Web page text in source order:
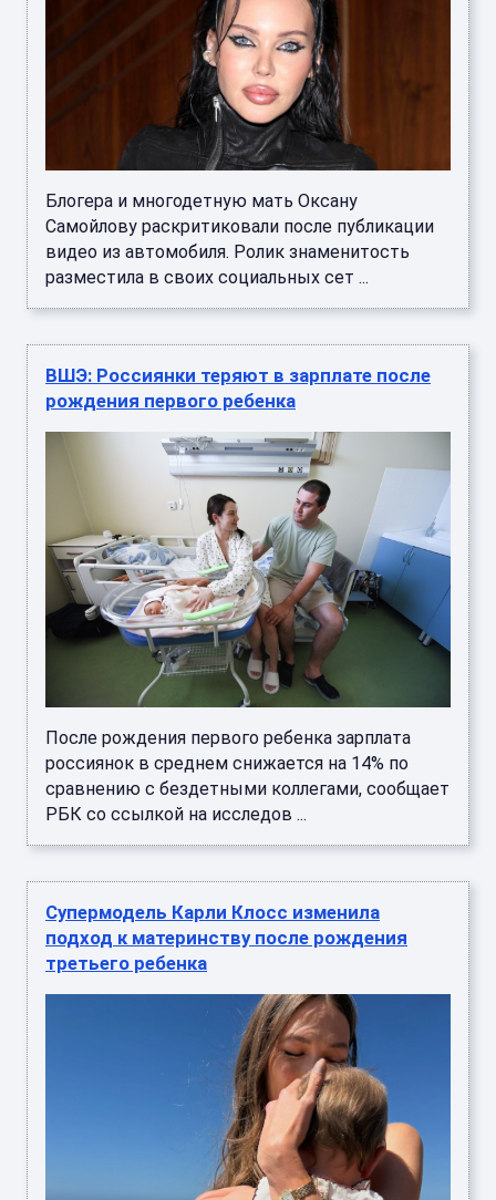
Блогера и многодетную мать Оксану
Самойлову раскритиковали после публикации
видео из автомобиля. Ролик знаменитость
разместила в своих социальных сет ...
ВШЭ: Россиянки теряют в зарплате после
рождения первого ребенка
После рождения первого ребенка зарплата
россиянок в среднем снижается на 14% по
сравнению с бездетными коллегами, сообщает
РБК со ссылкой на исследов ...
Супермодель Карли Клосс изменила
подход к материнству после рождения
третьего ребенка